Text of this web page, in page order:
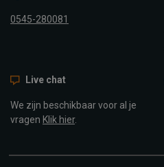
0545-280081
Live chat
We zijn beschikbaar voor al je
vragen Klik hier.